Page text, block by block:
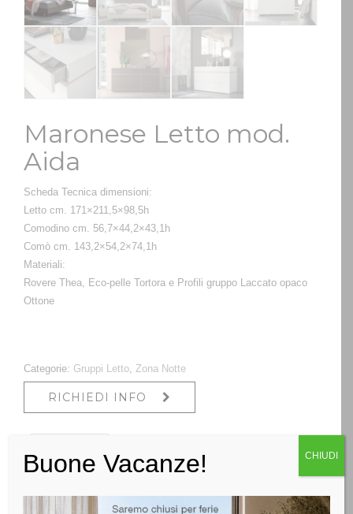
Maronese Letto mod.
Aida
Scheda Tecnica dimensioni:
Letto cm. 171×211,5×98,5h
Comodino cm. 56,7×44,2×43,1h
Comò cm. 143,2×54,2×74,1h
Materiali:
Rovere Thea, Eco-pelle Tortora e Profili gruppo Laccato opaco
Ottone
Categorie: Gruppi Letto Zona Notte
RICHIEDI INFO
Descrizione
Buone Vacanze! CHIUDI